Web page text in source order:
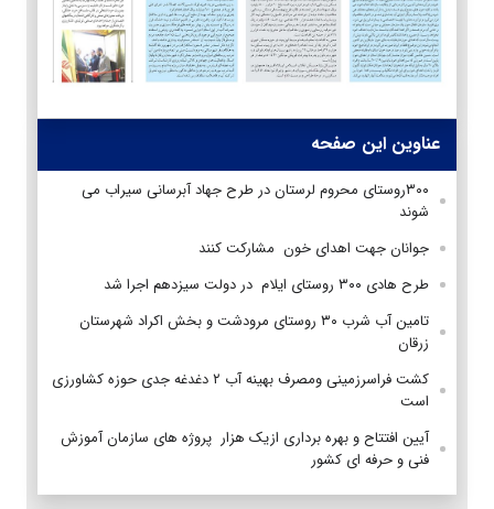
عناوین این صفحه
۳۰۰روستای محروم لرستان در طرح جهاد آبرسانی سیراب می
شوند
جوانان جهت اهدای خون مشارکت کنند
طرح هادی ۳۰۰ روستای ایلام در دولت سیزدهم اجرا شد
تامین آب شرب ۳۰ روستای مرودشت و بخش اکراد شهرستان
زرقان
کشت فراسرزمینی ومصرف بهینه آب ۲ دغدغه جدی حوزه کشاورزی
است
آیین افتتاح و بهره برداری ازیک هزار پروژه های سازمان آموزش
فنی و حرفه ای کشور